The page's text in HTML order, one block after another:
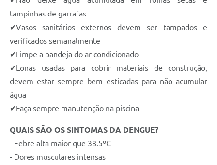
tampinhas de garrafas
✔Vasos sanitários externos devem ser tampados e
verificados semanalmente
✔Limpe a bandeja do ar condicionado
✔Lonas usadas para cobrir materiais de construção,
devem estar sempre bem esticadas para não acumular
água
✔Faça sempre manutenção na piscina
QUAIS SÃO OS SINTOMAS DA DENGUE?
- Febre alta maior que 38.5ºC
- Dores musculares intensas